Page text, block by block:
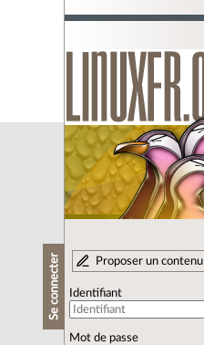
Se connecter Proposer un contenu
Identifiant
Mot de passe